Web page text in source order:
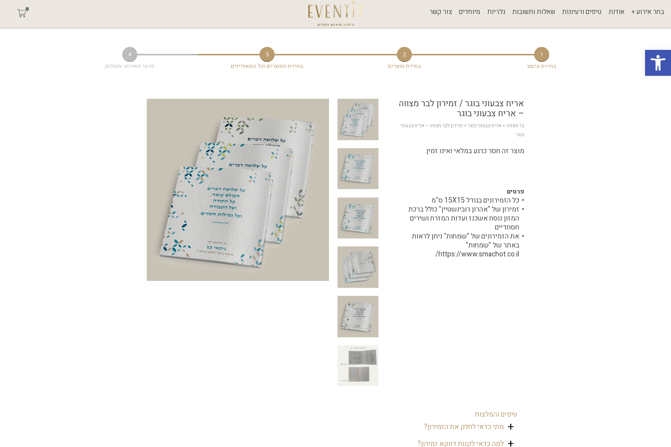
פתח סרגל נגישות
בחר אירוע + אודות טיפים ורעיונות שאלות ותשובות גלריות מיוחדים צור קשר
1
בחירת עיצוב
2
בחירת מוצרים
3
בחירת המוצרים וכל המאפיינים
4
פרטי האירוע ותשלום
אריח צבעוני בוגר / זמירון לבר מצווה
– אריח צבעוני בוגר
בר מצווה > אריח צבעוני בוגר
> זמירון לבר מצווה – אריח צבעוני
בוגר
מוצר זה חסר כרגע במלאי ואינו זמין.
פרטים
כל הזמירונים בגודל 15X15 ס"מ
זמירון של "אהרון רובינשטיין" כולל ברכת
המזון נוסח אשכנז ועדות המזרח ושירים
חסחדיים
את הזמירונים של "שמחות" ניתן לראות
באתר של "שמחות"
https://www.smachot.co.il/
טיפים והמלצות
מתי כדאי לחלק את הזמירון?
זמירון יכול להיות מתנה נהדרת לאורחי בר המצווה, אבל אנחנו ממליצים דווקא לחלק אותו לאורחים בשבת חתן,
למה כדאי לקנות דווקא זמירון?